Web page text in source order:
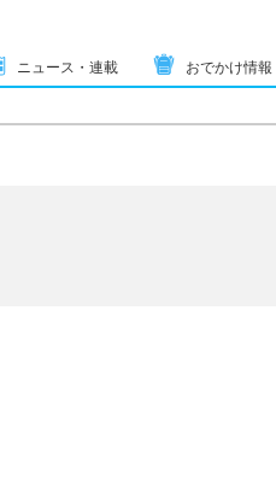
ニュース・連載 おでかけ情報